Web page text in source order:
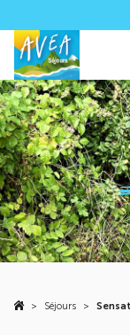
> Séjours >